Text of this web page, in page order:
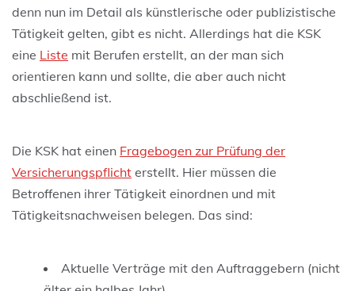
denn nun im Detail als künstlerische oder publizistische
Tätigkeit gelten, gibt es nicht. Allerdings hat die KSK
eine Liste mit Berufen erstellt, an der man sich
orientieren kann und sollte, die aber auch nicht
abschließend ist.
Die KSK hat einen Fragebogen zur Prüfung der
Versicherungspflicht erstellt. Hier müssen die
Betroffenen ihrer Tätigkeit einordnen und mit
Tätigkeitsnachweisen belegen. Das sind:
Aktuelle Verträge mit den Auftraggebern (nicht